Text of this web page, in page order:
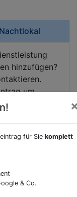
hinzufügen?
um
die
Sie sich von
55
für Sie komplett
& Co.